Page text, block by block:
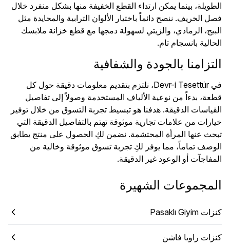
الطويلة، بينما يمكن ارتداء القطع الخفيفة منها بشكل منفرد خلال
فصل الخريف. ننصح دائماً باختيار الألوان الترابية والمحايدة مثل
البيج، الرمادي، والزيتي لسهولة دمجها مع قطع خزانة ملابسك
الحالية بانسجام تام.
التزامنا بالجودة والشفافية
في Devr-i Tesettür، نلتزم بتقديم معلومات دقيقة حول كل
قطعة، بدءاً من نوعية الألياف المستخدمة وصولاً إلى تفاصيل
القياسات الدقيقة. هدفنا هو تبسيط تجربة التسوق من خلال توفير
خيارات من علامات تجارية موثوقة تهتم بالتفاصيل الدقيقة التي
تبحث عنها المرأة المحتشمة. نضمن لكِ الحصول على منتج يطابق
الوصف تماماً، مما يوفر لكِ تجربة تسوق موثوقة وخالية من
المفاجآت أو الوعود غير الدقيقة.
المجموعات الشهيرة
كنزات Pasaklı Giyim
كنزات راويا فاشن